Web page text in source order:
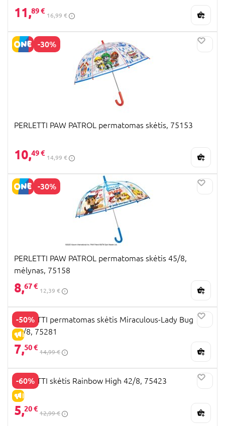
11,89 €
16,99 €
-30%
PERLETTI PAW PATROL permatomas skėtis, 75153
10,49 €
14,99 €
-30%
PERLETTI PAW PATROL permatomas skėtis 45/8,
mėlynas, 75158
8,67 €
12,39 €
-50%
IŠPARDAVIMAS
PERLETTI permatomas skėtis Miraculous-Lady Bug
45/8, 75281
7,50 €
14,99 €
-60%
IŠPARDAVIMAS
PERLETTI skėtis Rainbow High 42/8, 75423
5,20 €
12,99 €